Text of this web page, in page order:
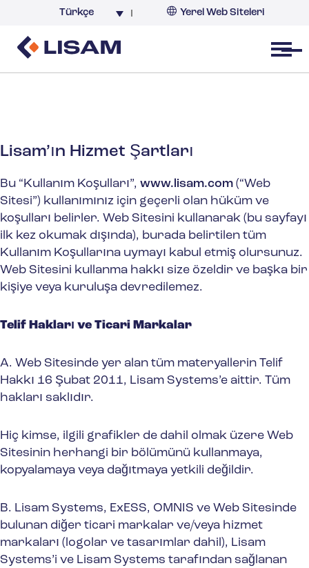
Türkçe Yerel Web Siteleri
Open menu
Lisam’ın Hizmet Şartları
Bu “Kullanım Koşulları”, www.lisam.com (“Web
Sitesi”) kullanımınız için geçerli olan hüküm ve
koşulları belirler. Web Sitesini kullanarak (bu sayfayı
ilk kez okumak dışında), burada belirtilen tüm
Kullanım Koşullarına uymayı kabul etmiş olursunuz.
Web Sitesini kullanma hakkı size özeldir ve başka bir
kişiye veya kuruluşa devredilemez.
Telif Hakları ve Ticari Markalar
A. Web Sitesinde yer alan tüm materyallerin Telif
Hakkı 16 Şubat 2011, Lisam Systems’e aittir. Tüm
hakları saklıdır.
Hiç kimse, ilgili grafikler de dahil olmak üzere Web
Sitesinin herhangi bir bölümünü kullanmaya,
kopyalamaya veya dağıtmaya yetkili değildir.
B. Lisam Systems, ExESS, OMNIS ve Web Sitesinde
bulunan diğer ticari markalar ve/veya hizmet
markaları (logolar ve tasarımlar dahil), Lisam
Systems’i ve Lisam Systems tarafından sağlanan